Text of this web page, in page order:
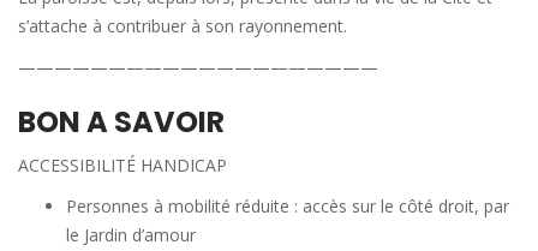
s’attache à contribuer à son rayonnement.
————————————————————
BON A SAVOIR
ACCESSIBILITÉ HANDICAP
Personnes à mobilité réduite : accès sur le côté droit, par
le Jardin d’amour